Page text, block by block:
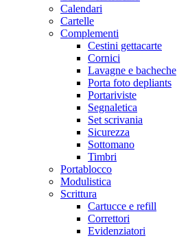
Calendari
Cartelle
Complementi
Cestini gettacarte
Cornici
Lavagne e bacheche
Porta foto depliants
Portariviste
Segnaletica
Set scrivania
Sicurezza
Sottomano
Timbri
Portablocco
Modulistica
Scrittura
Cartucce e refill
Correttori
Evidenziatori